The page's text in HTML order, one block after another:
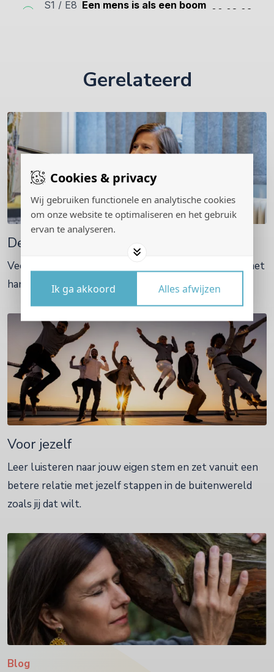
Cookies & privacy
Wij gebruiken functionele en analytische cookies
om onze website te optimaliseren en het gebruik
ervan te analyseren.
Ik ga akkoord Alles afwijzen
Gerelateerd
De podcast | Op zoek naar Veerkracht
Veerkracht is een vorm van levenskunst. Mens zijn met
hart en ziel, ongeacht de omstandigheden.
Voor jezelf
Leer luisteren naar jouw eigen stem en zet vanuit een
betere relatie met jezelf stappen in de buitenwereld
zoals jij dat wilt.
Blog